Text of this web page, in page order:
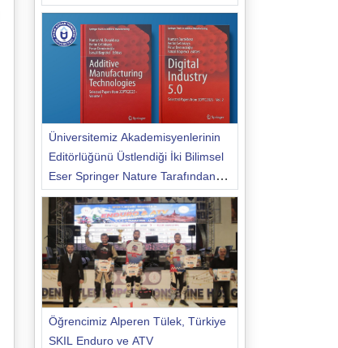
Üniversitemiz Akademisyenlerinin
Editörlüğünü Üstlendiği İki Bilimsel
Eser Springer Nature Tarafından
Yayımlandı
Öğrencimiz Alperen Tülek, Türkiye
SKIL Enduro ve ATV